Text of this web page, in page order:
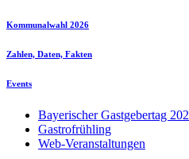
Kommunalwahl 2026
Zahlen, Daten, Fakten
Events
Bayerischer Gastgebertag
Gastrofrühling
Web-Veranstaltungen